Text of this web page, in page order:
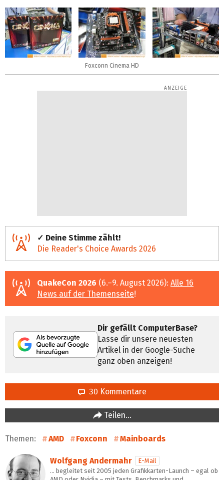
Foxconn Cinema HD
✓ Deine Stimme zählt!
Die Reader's Choice Awards 2026
QuakeCon 2026 (6.–9. August 2026): Alle 16
News auf der Themenseite!
Dir gefällt ComputerBase?
Lasse dir unsere neuesten
Artikel in der Google-Suche
ganz oben anzeigen!
30 Kommentare
Teilen…
Themen: AMD Foxconn Mainboards
Wolfgang Andermahr
E-Mail
… begleitet seit 2005 jeden Grafikkarten-Launch – egal ob